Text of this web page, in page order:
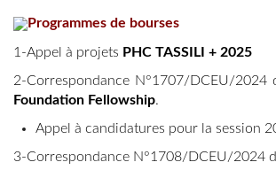
Programmes de bourses
1-Appel à projets PHC TASSILI + 2025
2-Correspondance N°1707/DCEU/
Foundation Fellowship.
Appel à candidatures pour la session
3-Correspondance N°1708/DCEU/2024